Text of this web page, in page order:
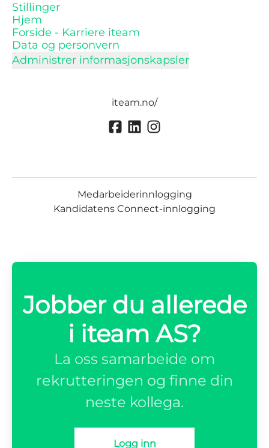
Stillinger
Hjem
Forside - Karriere iteam
Data og personvern
Administrer informasjonskapsler
iteam.no/
Medarbeiderinnlogging
Kandidatens Connect-innlogging
Jobber du allerede
i iteam AS?
La oss samarbeide om
rekrutteringen og finne din
neste kollega.
Logg inn